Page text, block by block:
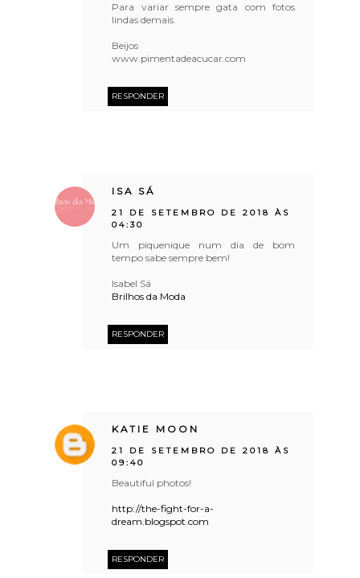
Para variar sempre gata com fotos
lindas demais.
Beijos
www.pimentadeacucar.com
RESPONDER
ISA SÁ
21 DE SETEMBRO DE 2018 ÀS
04:30
Um piquenique num dia de bom
tempo sabe sempre bem!
Isabel Sá
Brilhos da Moda
RESPONDER
KATIE MOON
21 DE SETEMBRO DE 2018 ÀS
09:40
Beautiful photos!
http://the-fight-for-a-
dream.blogspot.com
RESPONDER